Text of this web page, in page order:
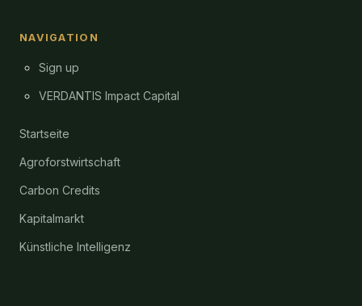
NAVIGATION
Sign up
VERDANTIS Impact Capital
Startseite
Agroforstwirtschaft
Carbon Credits
Kapitalmarkt
Künstliche Intelligenz